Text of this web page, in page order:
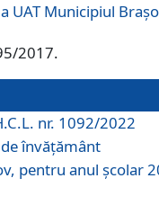
UAT Municipiul
2017.
nr. 1092/2022
învăţământ
pentru anul școlar